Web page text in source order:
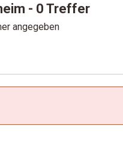
- 0 Treffer
angegeben